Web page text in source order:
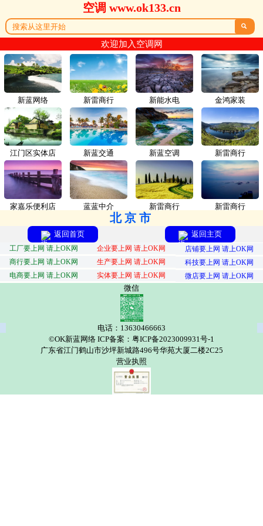
空调 www.ok133.cn

欢迎加入空调网
新蓝网络 新雷商行
江门区实体店 新蓝交通
家嘉乐便利店 蓝蓝中介
新能水电 金鸿家装
新蓝空调 新雷商行
新雷商行 新雷商行
北京市
返回首页 返回主页
工厂要上网 请上OK网 企业要上网 请上OK网
店铺要上网 请上OK网
商行要上网 请上OK网
生产要上网 请上OK网
科技要上网 请上OK网
电商要上网 请上OK网
实体要上网 请上OK网 微店要上网 请上OK网
微信
电话：13630466663
©OK新蓝网络 ICP备案：粤ICP备2023009931号-1
广东省江门鹤山市沙坪新城路496号华苑大厦二楼2C25
营业执照